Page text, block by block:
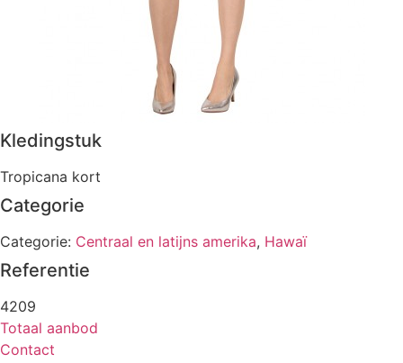
Kledingstuk
Tropicana kort
Categorie
Categorie: Centraal en latijns amerika, Hawaï
Referentie
4209
Totaal aanbod
Contact